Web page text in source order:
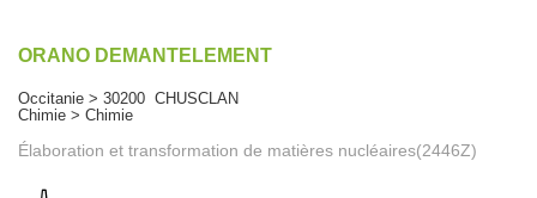
ORANO DEMANTELEMENT
Occitanie > 30200 CHUSCLAN
Chimie > Chimie
Élaboration et transformation de matières nucléaires(2446Z)